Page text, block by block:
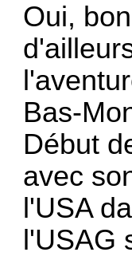
Oui,
Bas-
Début
avec
l'USA
l'USAG